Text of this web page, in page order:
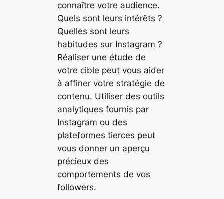
connaître votre audience.
Quels sont leurs intérêts ?
Quelles sont leurs
habitudes sur Instagram ?
Réaliser une étude de
votre cible peut vous aider
à affiner votre stratégie de
contenu. Utiliser des outils
analytiques fournis par
Instagram ou des
plateformes tierces peut
vous donner un aperçu
précieux des
comportements de vos
followers.